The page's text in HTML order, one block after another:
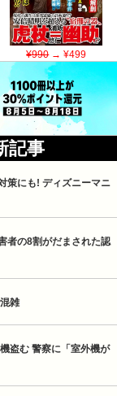
¥990→ ¥499
記事
策にも! ディズニーマニ
者の8割がだまされた認
雑
盗む 警察に「室外機が